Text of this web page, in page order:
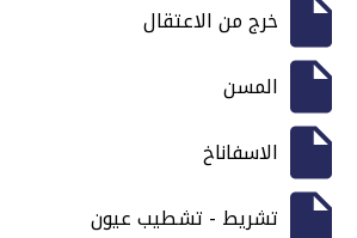
خرج من الاعتقال
المسن
الاسفاناخ
تشريط - تشطيب عيون